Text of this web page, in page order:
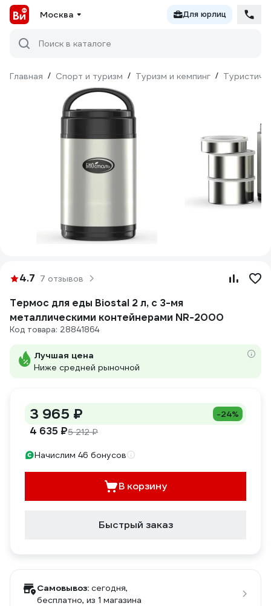
Москва Для юрлиц
Поиск в каталоге
Главная / Спорт и туризм / Туризм и кемпинг /
4.7 7 отзывов
Термос для еды Biostal 2 л, с 3-мя
металлическими контейнерами NR-2000
Код товара: 28841864
Лучшая цена
Ниже средней рыночной
3 965 ₽ -24%
4 635 ₽5 212 ₽
Начислим 46 бонусов
В корзину
Быстрый заказ
Самовывоз: сегодня,
бесплатно, из 1 магазина